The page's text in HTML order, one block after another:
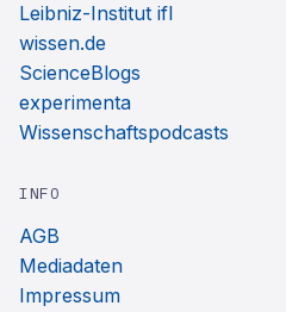
Leibniz-Institut ifl
wissen.de
ScienceBlogs
experimenta
Wissenschaftspodcasts
INFO
AGB
Mediadaten
Impressum